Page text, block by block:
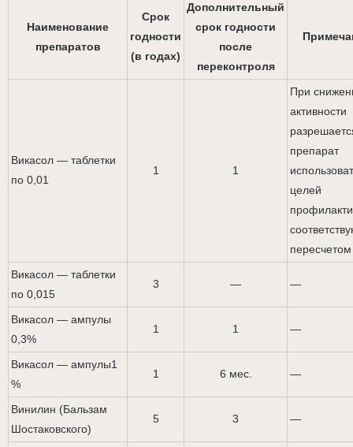
Наименование
препаратов
Срок
годности
(в годах)
Дополнительный
срок годности
после
переконтроля
Викасол — таблетки
по 0,01
1 1
При
активности
препарат
целей
пересчетом
Викасол — таблетки
по 0,015
3 — —
Викасол — ампулы
0,3%
1 1 —
Викасол — ампулы1
%
1 6 мес. —
Винилин (Бальзам
Шостаковского)
5 3 —